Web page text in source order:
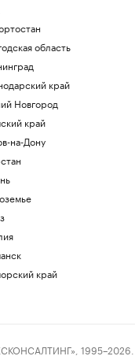
область
край
Новгород
край
на-Дону
край
1995–2026.